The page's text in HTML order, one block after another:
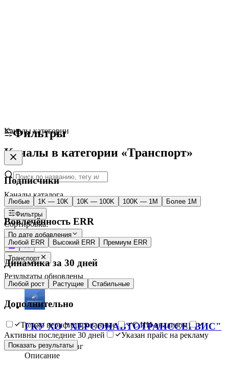
Фильтры
Подписчики
Любые 1K — 10K 10K — 100K 100K — 1M Более 1M
Вовлечённость ERR
Любой ERR Высокий ERR Премиум ERR
Динамика за 30 дней
Любой рост Растущие Стабильные
Дополнительно
Только верифицированные
С ИИ-анализом
Активны последние 30 дней
Указан прайс на рекламу
Показать результаты
Каналы категории
Каналы в категории «Транспорт»
Каналы каталога
Фильтры
Сортировка:
По дате добавления
Транспорт
Результаты обновлены
ГКУ ХО "ХЕРСОНАВТОТРАНССЕРВИС"
Транспорт·7 авг
Описание